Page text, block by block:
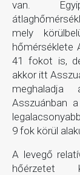
van.
mely
hőmérséklete
41 fokot is,
akkor itt
Asszuánban
9 fok körül
A levegő
hőérzetet